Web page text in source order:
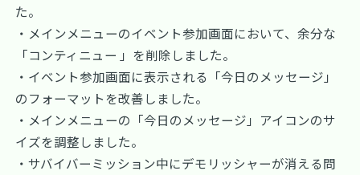
た。
・メインメニューのイベント参加画面において、余分な
「コンティニュー 」を削除しました。
・イベント参加画面に表示される「今日のメッセージ」
のフォーマットを改善しました。
・メインメニューの「今日のメッセージ」アイコンのサ
イズを調整しました。
・サバイバーミッション中にデモリッシャーが消える問